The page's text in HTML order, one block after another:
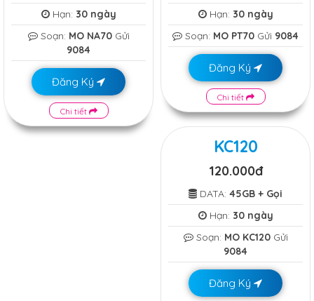
Hạn: 30 ngày
Soạn: MO NA70Gửi
9084
Đăng Ký
Chi tiết
Hạn: 30 ngày
Soạn: MO PT70 Gửi 9084
Đăng Ký
Chi tiết
KC120
120.000đ
DATA: 45GB + Gọi
Hạn: 30 ngày
Soạn: MO KC120Gửi
9084
Đăng Ký